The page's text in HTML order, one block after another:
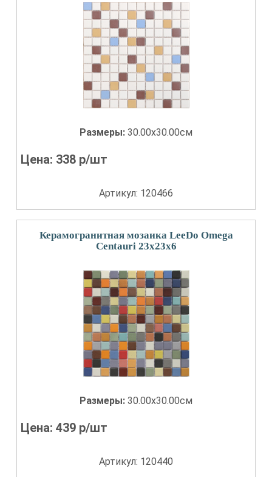
Размеры: 30.00x30.00см
Цена: 338 р/шт
Артикул: 120466
Керамогранитная мозаика LeeDo Omega
Centauri 23x23x6
Размеры: 30.00x30.00см
Цена:439 р/шт
Артикул: 120440